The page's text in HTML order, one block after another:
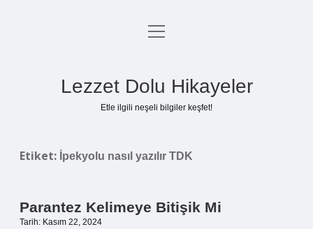
Anasayfa
menüyü
Lezzet Dolu Hikayeler
Etle ilgili neşeli bilgiler keşfet!
Etiket: İpekyolu nasıl yazılır TDK
Parantez Kelimeye Bitişik Mi
Tarih: Kasım 22, 2024